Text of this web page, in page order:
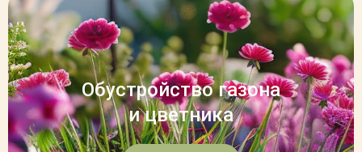
Обустройство газона
и цветника